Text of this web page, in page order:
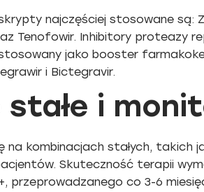
najczęściej stosowane są:
Tenofowir. Inhibitory proteazy
jako booster
i Bictegravir.
stałe i
na kombinacjach stałych, takich
Skuteczność terapii
przeprowadzanego co 3-6